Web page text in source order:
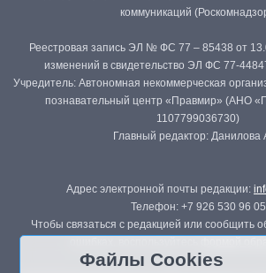
коммуникаций
Реестровая запись ЭЛ № ФС 77 – 85438 от
изменений в свидетельство ЭЛ ФС 77-
Учредитель: Автономная некоммерческая
познавательный центр «Правмир» (АНО
1107799036730)
Главный редактор: Данилова
Адрес электронной почты редакции:
Телефон: +7 926 530 96 05
Чтобы связаться с редакцией или сообщить
Файлы Cookies